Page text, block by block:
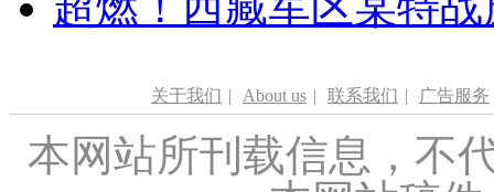
关于我们 | About us | 联系我们 | 广告服务
本网站所刊载信息，不